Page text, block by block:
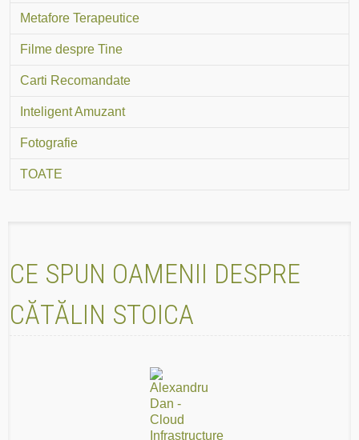
Metafore Terapeutice
Filme despre Tine
Carti Recomandate
Inteligent Amuzant
Fotografie
TOATE
CE SPUN OAMENII DESPRE
CĂTĂLIN STOICA